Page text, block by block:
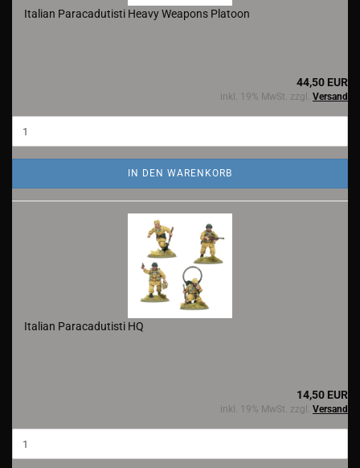
Italian Paracadutisti Heavy Weapons Platoon
44,50 EUR
inkl. 19% MwSt. zzgl. Versand
IN DEN WARENKORB
Italian Paracadutisti HQ
14,50 EUR
inkl. 19% MwSt. zzgl. Versand